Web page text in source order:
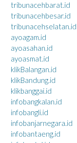
tribunacehbarat.id
tribunacehbesar.id
tribunacehselatan.id
ayoagam.id
ayoasahan.id
ayoasmat.id
klikBalangan.id
klikBandung.id
klikbanggai.id
infobangkalan.id
infobangli.id
infobanjarnegara.id
infobantaeng.id